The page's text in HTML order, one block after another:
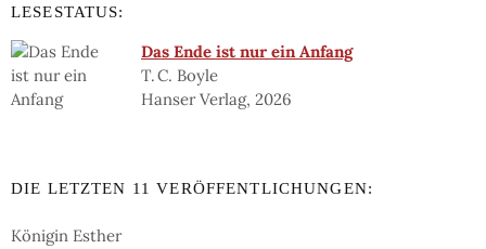
LESESTATUS:
Das Ende ist nur ein Anfang
T. C. Boyle
Hanser Verlag, 2026
DIE LETZTEN 11 VERÖFFENTLICHUNGEN:
Königin Esther